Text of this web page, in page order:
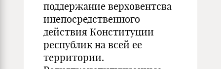
поддержание верховентсва
инепосредственного
действия Конституции
республик на всей ее
территории.